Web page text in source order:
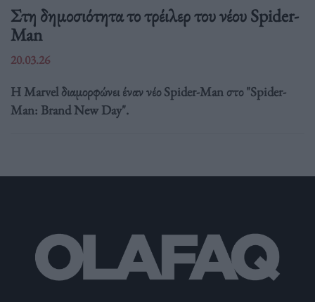
Στη δημοσιότητα το τρέιλερ του νέου Spider-
Man
20.03.26
Η Marvel διαμορφώνει έναν νέο Spider-Man στο "Spider-
Man: Brand New Day".